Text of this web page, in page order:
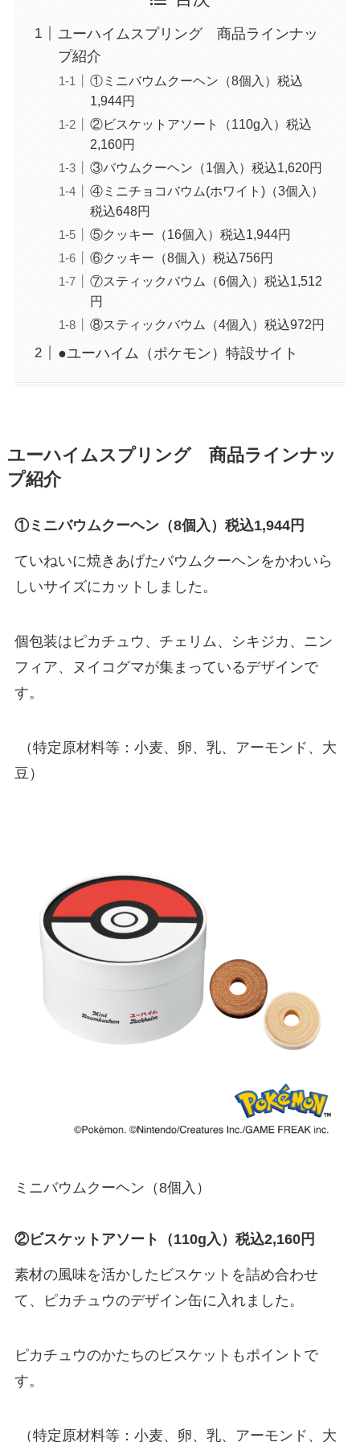
ユーハイムスプリング 商品ラインナッ
プ紹介
①ミニバウムクーヘン（8個入）税込
1,944円
②ビスケットアソート（110g入）税込
2,160円
③バウムクーヘン（1個入）税込1,620円
④ミニチョコバウム(ホワイト)（3個入）
税込648円
⑤クッキー（16個入）税込1,944円
⑥クッキー（8個入）税込756円
⑦スティックバウム（6個入）税込1,512
円
⑧スティックバウム（4個入）税込972円
●ユーハイム（ポケモン）特設サイト
ユーハイムスプリング商品ラインナッ
プ紹介
①ミニバウムクーヘン（8個入）税込1,944円
ていねいに焼きあげたバウムクーヘンをかわいら
しいサイズにカットしました。
個包装はピカチュウ、チェリム、シキジカ、ニン
フィア、ヌイコグマが集まっているデザインで
す。
（特定原材料等：小麦、卵、乳、アーモンド、大
豆）
ミニバウムクーヘン（8個入）
②ビスケットアソート（110g入）税込2,160円
素材の風味を活かしたビスケットを詰め合わせ
て、ピカチュウのデザイン缶に入れました。
ピカチュウのかたちのビスケットもポイントで
す。
（特定原材料等：小麦、卵、乳、アーモンド、大